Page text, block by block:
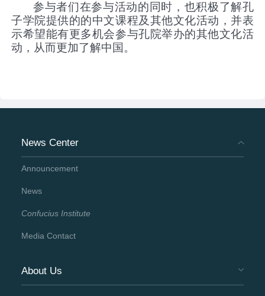
参与者们在参与活动的同时，也积极了解孔
子学院提供的的中文课程及其他文化活动，并表
示希望能有更多机会参与孔院举办的其他文化活
动，从而更加了解中国。
News Center
Announcement
News
Confucius Institute
Media Contact
About Us